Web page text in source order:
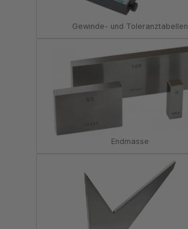
Gewinde- und Toleranztabellen
Endmasse